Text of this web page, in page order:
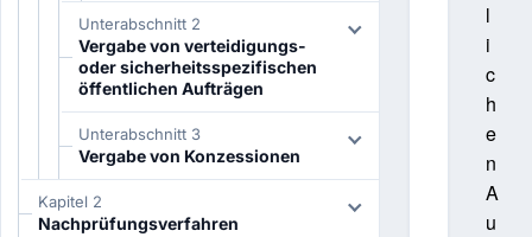
Unterabschnitt 2
Vergabe von verteidigungs-
oder sicherheitsspezifischen
öffentlichen Aufträgen
Unterabschnitt 3
Vergabe von Konzessionen
Kapitel 2
Nachprüfungsverfahren
l
i
c
h
e
n
A
u